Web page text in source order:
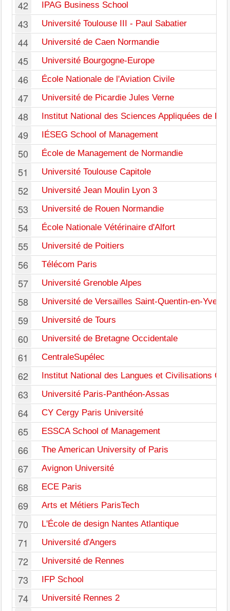
42 IPAG Business School
43 Université Toulouse III - Paul Sabatier
44 Université de Caen Normandie
45 Université Bourgogne-Europe
46 École Nationale de l'Aviation Civile
47 Université de Picardie Jules Verne
48 Institut National des Sciences Appliquées de
49 IÉSEG School of Management
50 École de Management de Normandie
51 Université Toulouse Capitole
52 Université Jean Moulin Lyon 3
53 Université de Rouen Normandie
54 École Nationale Vétérinaire d'Alfort
55 Université de Poitiers
56 Télécom Paris
57 Université Grenoble Alpes
58 Université de Versailles Saint-Quentin-en-
59 Université de Tours
60 Université de Bretagne Occidentale
61 CentraleSupélec
62 Institut National des Langues et Civilisations
63 Université Paris-Panthéon-Assas
64 CY Cergy Paris Université
65 ESSCA School of Management
66 The American University of Paris
67 Avignon Université
68 ECE Paris
69 Arts et Métiers ParisTech
70 L'École de design Nantes Atlantique
71 Université d'Angers
72 Université de Rennes
73 IFP School
74 Université Rennes 2